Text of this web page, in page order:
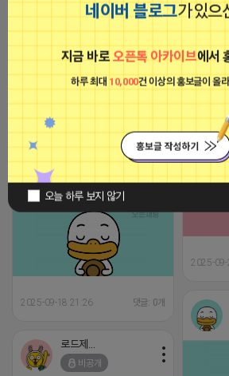
네이버 블로그가 있으
지금 바로오픈톡 아카이브에서
하루 최대10,000건 이상의 홍보글이 올
오늘 하루 보지 않기
2025-
[아이피몬스터] 전국 최저가 마케팅
용 KT아이피서비스!!
2025-
음료수 마시는 어피치
비공개
2025-09-18 21:26 댓글: 0개
비공개